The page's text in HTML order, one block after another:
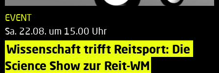
EVENT
Sa. 22.08. um 15.00 Uhr
Wissenschaft trifft Reitsport: Die
Science Show zur Reit-WM